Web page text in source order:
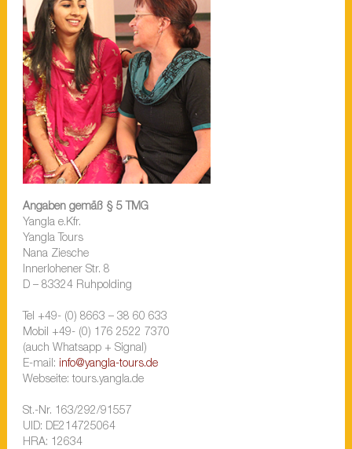
Angaben gemäß § 5 TMG
Yangla e.Kfr.
Yangla Tours
Nana Ziesche
Innerlohener Str. 8
D – 83324 Ruhpolding
Tel +49- (0) 8663 – 38 60 633
Mobil +49- (0) 176 2522 7370
(auch Whatsapp + Signal)
E-mail: info@yangla-tours.de
Webseite: tours.yangla.de
St.-Nr. 163/292/91557
UID: DE214725064
HRA: 12634